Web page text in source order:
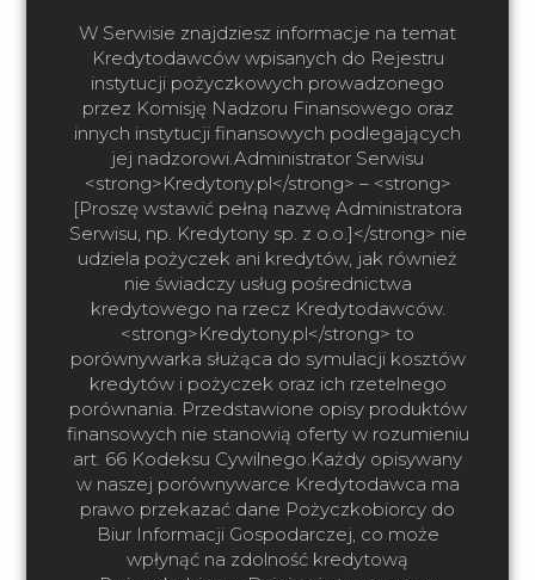
W Serwisie znajdziesz informacje na temat
Kredytodawców wpisanych do Rejestru
instytucji pożyczkowych prowadzonego
przez Komisję Nadzoru Finansowego oraz
innych instytucji finansowych podlegających
jej nadzorowi.Administrator Serwisu
<strong>Kredytony.pl</strong> – <strong>
[Proszę wstawić pełną nazwę Administratora
Serwisu, np. Kredytony sp. z o.o.]</strong> nie
udziela pożyczek ani kredytów, jak również
nie świadczy usług pośrednictwa
kredytowego na rzecz Kredytodawców.
<strong>Kredytony.pl</strong> to
porównywarka służąca do symulacji kosztów
kredytów i pożyczek oraz ich rzetelnego
porównania. Przedstawione opisy produktów
finansowych nie stanowią oferty w rozumieniu
art. 66 Kodeksu Cywilnego.Każdy opisywany
w naszej porównywarce Kredytodawca ma
prawo przekazać dane Pożyczkobiorcy do
Biur Informacji Gospodarczej, co może
wpłynąć na zdolność kredytową